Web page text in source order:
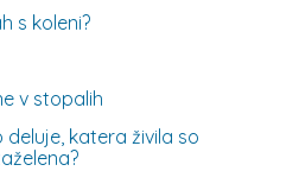
s koleni?
v stopalih
katera živila so